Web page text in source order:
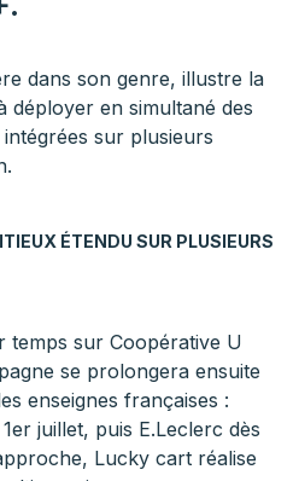
dans son genre, illustre la
déployer en simultané des
sur plusieurs
ÉTENDU SUR PLUSIEURS
temps sur Coopérative U
se prolongera ensuite
enseignes françaises :
juillet, puis E.Leclerc dès
Lucky cart réalise